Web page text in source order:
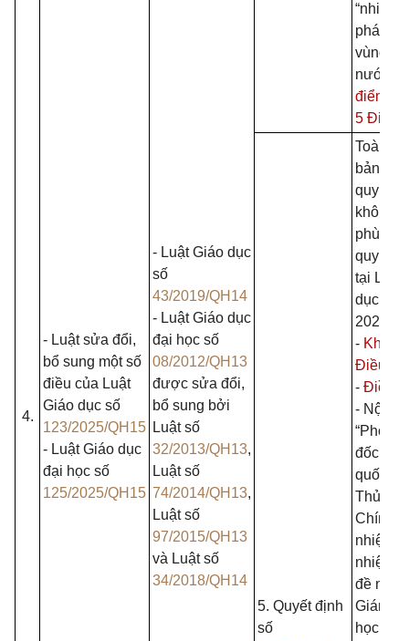
4.
- Luật sửa đổi,
bổ sung một số
điều của Luật
Giáo dục số
123/2025/QH15
- Luật Giáo dục
đại học số
125/2025/QH15
- Luật Giáo dục
số
43/2019/QH14
- Luật Giáo dục
đại học số
08/2012/QH13
được sửa đổi,
bổ sung bởi
Luật số
32/2013/QH13,
Luật số
74/2014/QH13,
Luật số
97/2015/QH13
và Luật số
34/2018/QH14
“nhiệm
phát
vùng
nước;”
điểm c
5 Điều 3
5. Quyết định
số
Toàn
bản trừ
quy
không
phù
quy
tại Luật
dục đại
2025:
- Khoản
Điều 4.
- Điều 5.
- Nội
“Phó
đốc Đại
quốc
Thủ
Chính
nhiệm,
nhiệm
đề nghị
Giám
học